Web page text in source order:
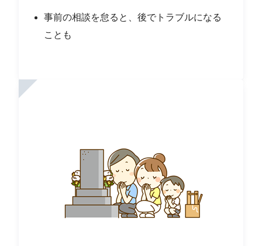
事前の相談を怠ると、後でトラブルになる
ことも